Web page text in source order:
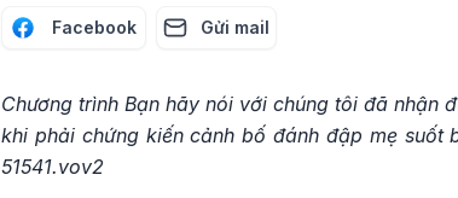
Facebook Gửi mail
Chương trình Bạn hãy nói với chúng tôi đã nhận
khi phải chứng kiến cảnh bố đánh đập mẹ suốt
51541.vov2